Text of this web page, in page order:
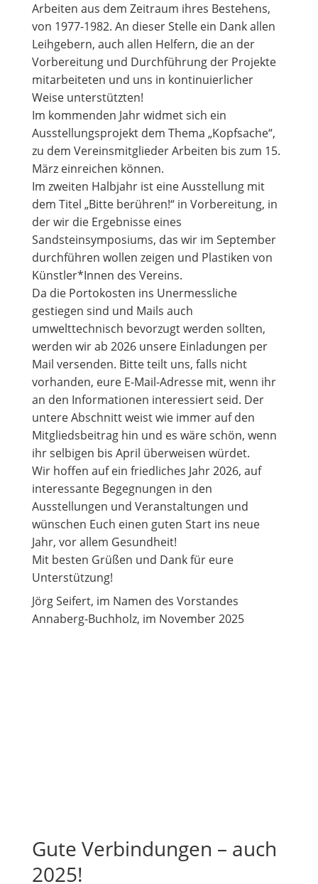
Arbeiten aus dem Zeitraum ihres Bestehens,
von 1977-1982. An dieser Stelle ein Dank allen
Leihgebern, auch allen Helfern, die an der
Vorbereitung und Durchführung der Projekte
mitarbeiteten und uns in kontinuierlicher
Weise unterstützten!
Im kommenden Jahr widmet sich ein
Ausstellungsprojekt dem Thema „Kopfsache“,
zu dem Vereinsmitglieder Arbeiten bis zum 15.
März einreichen können.
Im zweiten Halbjahr ist eine Ausstellung mit
dem Titel „Bitte berühren!“ in Vorbereitung, in
der wir die Ergebnisse eines
Sandsteinsymposiums, das wir im September
durchführen wollen zeigen und Plastiken von
Künstler*Innen des Vereins.
Da die Portokosten ins Unermessliche
gestiegen sind und Mails auch
umwelttechnisch bevorzugt werden sollten,
werden wir ab 2026 unsere Einladungen per
Mail versenden. Bitte teilt uns, falls nicht
vorhanden, eure E-Mail-Adresse mit, wenn ihr
an den Informationen interessiert seid. Der
untere Abschnitt weist wie immer auf den
Mitgliedsbeitrag hin und es wäre schön, wenn
ihr selbigen bis April überweisen würdet.
Wir hoffen auf ein friedliches Jahr 2026, auf
interessante Begegnungen in den
Ausstellungen und Veranstaltungen und
wünschen Euch einen guten Start ins neue
Jahr, vor allem Gesundheit!
Mit besten Grüßen und Dank für eure
Unterstützung!
Jörg Seifert, im Namen des Vorstandes
Annaberg-Buchholz, im November 2025
Gute Verbindungen – auch
2025!